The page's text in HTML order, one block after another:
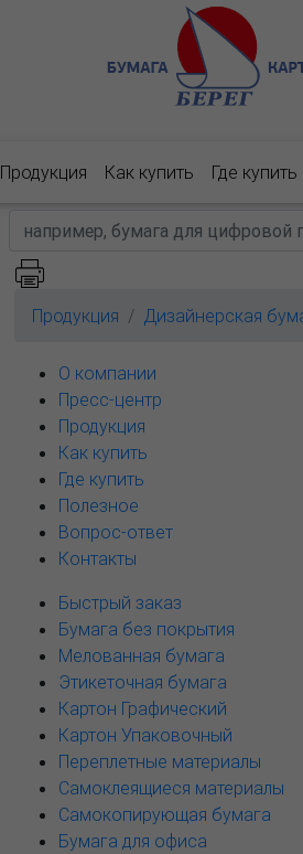
Продукция Как купить Где купить
Продукция Дизайнерская
О компании
Пресс-центр
Продукция
Как купить
Где купить
Полезное
Вопрос-ответ
Контакты
Быстрый заказ
Бумага без покрытия
Мелованная бумага
Этикеточная бумага
Картон Графический
Картон Упаковочный
Переплетные материалы
Самоклеящиеся материалы
Самокопирующая бумага
Бумага для офиса